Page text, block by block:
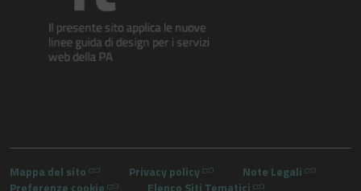
Mappa del sito Privacy policy
Note Legali
Preferenze cookie
Elenco Siti Tematici